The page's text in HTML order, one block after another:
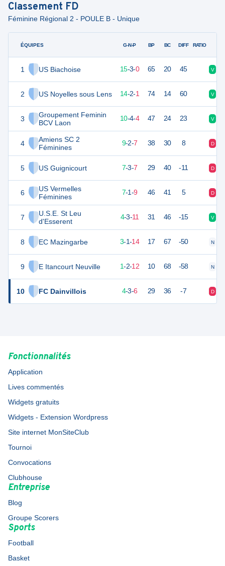
Classement FD
Féminine Régional 2 - POULE B - Unique
ÉQUIPES
1 US Biachoise
2 US Noyelles sous Lens
3
Groupement Feminin
BCV Laon
4
Amiens SC 2
Féminines
5 US Guignicourt
6
US Vermelles
Féminines
7
U.S.E. St Leu
d'Esserent
8 EC Mazingarbe
9 E Itancourt Neuville
10 FC Dainvillois
G-N-P BP BC DIFF RATIO
15-3-0 65 20 45 V
44 17 14-2-1 74 14 60 V
33 18 10-4-4 47 24 23 V
9-2-7 38 30 8 D
7-3-7 29 40 -11 D
7-1-9 46 41 5 D
4-3-11 31 46 -15 V
3-1-14 17 67 -50 N
2 1-2-12 10 68 -58 N
4-3-6 29 36 -7 D
Fonctionnalités
Application
Lives commentés
Widgets gratuits
Widgets - Extension Wordpress
Site internet MonSiteClub
Tournoi
Convocations
Clubhouse
Entreprise
Blog
Groupe Scorers
Sports
Football
Basket